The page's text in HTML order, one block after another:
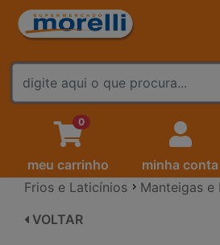
FALE CONOSCO
0
meu carrinho minha conta
Frios e Laticínios
Manteigas e
VOLTAR